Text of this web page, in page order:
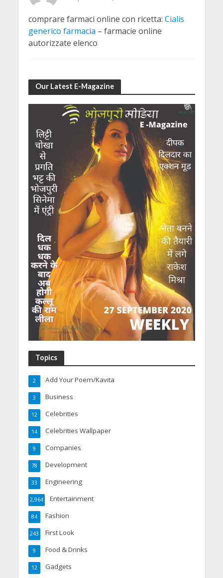
comprare farmaci online con ricetta: Cialis
generico farmacia – farmacie online
autorizzate elenco
Our Latest E-Magazine
Topics
Add Your Poem/Kavita
2
Business
3
Celebrities
12
Celebrities Wallpaper
14
Companies
9
Development
78
Engineering
33
Entertainment
2,964
Fashion
84
First Look
243
Food & Drinks
9
Gadgets
12